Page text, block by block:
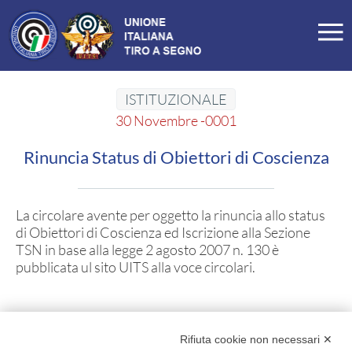
LA FEDERAZIONE
Profilo
Storia
Organigramma
Comitati Regionali
Manifesto
Commissioni
SEZIONI TSN
Ricerca Sezioni
IL TIRO A SEGNO
ISTITUZIONALE
30 Novembre -0001
Rinuncia Status di Obiettori di Coscienza
La circolare avente per oggetto la rinuncia allo status
di Obiettori di Coscienza ed Iscrizione alla Sezione
TSN in base alla legge 2 agosto 2007 n. 130 è
pubblicata ul sito UITS alla vocecircolari.
Rifiuta cookie non necessari ✕